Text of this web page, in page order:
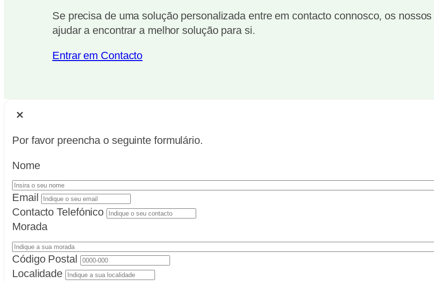
Se precisa de uma solução personalizada entre em contacto connosco, os
ajudar a encontrar a melhor solução para si.
Entrar em Contacto
Por favor preencha o seguinte formulário.
Nome
Email
Contacto Telefónico
Morada
Código Postal
Localidade